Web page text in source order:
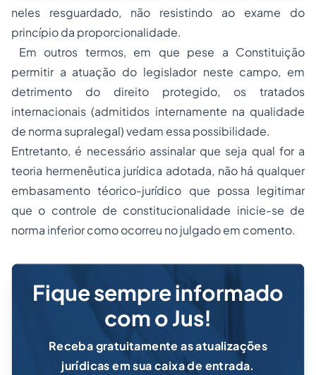
neles resguardado, não resistindo ao exame do
princípio da proporcionalidade.
Em outros termos, em que pese a Constituição
permitir a atuação do legislador neste campo, em
detrimento do direito protegido, os tratados
internacionais (admitidos internamente na qualidade
de norma supralegal) vedam essa possibilidade.
Entretanto, é necessário assinalar que seja qual for a
teoria hermenêutica jurídica adotada, não há qualquer
embasamento téorico-jurídico que possa legitimar
que o controle de constitucionalidade inicie-se de
norma inferior como ocorreu no julgado em comento.
Fique sempre informado
com o Jus!
Receba gratuitamente as atualizações
jurídicas em sua caixa de entrada.